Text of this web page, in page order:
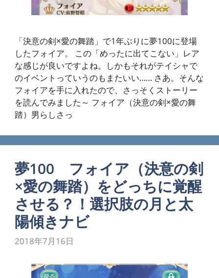
「決意の剣×愛の舞踏」で1年ぶりに夢100に登場
したフォイア。 この「めったに出てこない」レア
な感じが良いですよね。しかもそれがテイシャで
のイベントっていうのもまたいい…… さあ。そんな
フォイアを手に入れたので、さっそくストーリー
を読んでみました～ フォイア（決意の剣×愛の舞
踏）男らしさっ
夢100 フォイア（決意の剣
×愛の舞踏）をどっちに覚醒
させる？！選択肢の月と太
陽傾きナビ
2018年7月16日